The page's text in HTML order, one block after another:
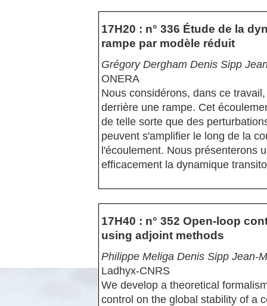
17H20 : n° 336 Étude de la
rampe par modèle réduit
Grégory Dergham Denis Sipp
ONERA
Nous considérons, dans ce
derrière une rampe. Cet
de telle sorte que des
peuvent s'amplifier le long de la
l'écoulement. Nous présenterons
efficacement la dynamique
17H40 : n° 352 Open-loop
using adjoint methods
Philippe Meliga Denis Sipp Jean-
Ladhyx-CNRS
We develop a theoretical
control on the global stability of a